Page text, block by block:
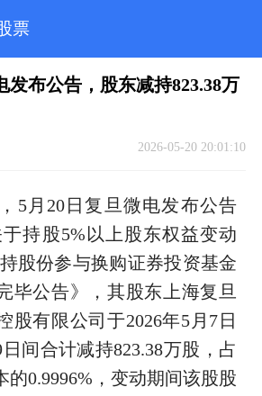
票
发布公告，股东减持823.38万
2026-05-20 20:01:10
5月20日复旦微电发布公告
于持股5%以上股东权益变动
股份参与换购证券投资基金
毕公告》，其股东上海复旦
股有限公司于2026年5月7日
间合计减持823.38万股，占
的0.9996%，变动期间该股股